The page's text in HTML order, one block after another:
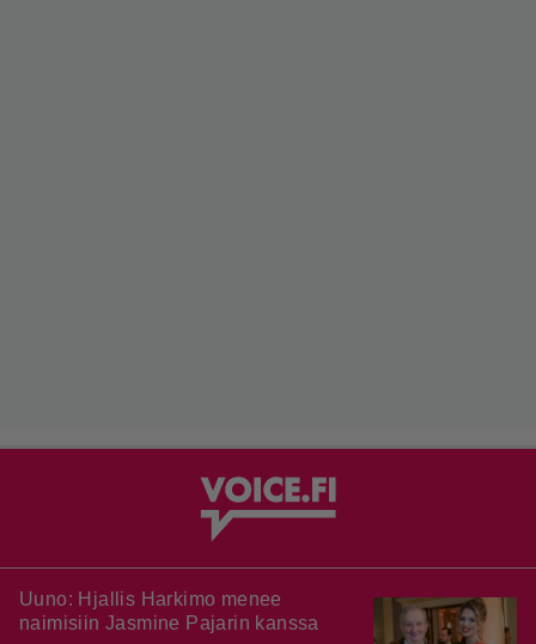
Uuno: Hjallis Harkimo menee
naimisiin Jasmine Pajarin kanssa